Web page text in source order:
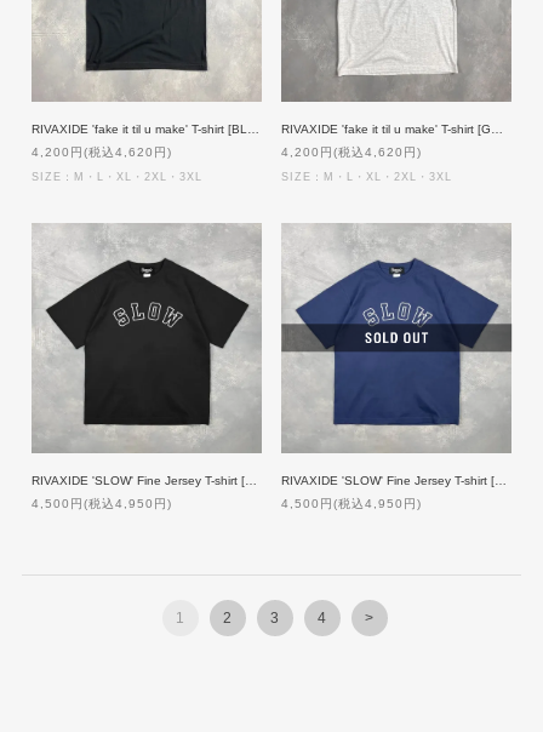
4,200円(税込4,620円)
SIZE：M・L・XL・2XL・3XL
4,200円(税込4,620円)
SIZE：M・L・XL・2XL・3XL
4,500円(税込4,950円)
4,500円(税込4,950円)
1 2 3 4 >